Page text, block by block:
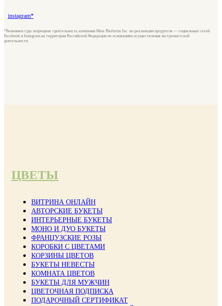
instagram*
*Решением суда запрещена «деятельность компании Meta Platforms Inc. по реализации продуктов — социальных сетей
Facebook и Instagram на территории Российской Федерации по основаниям осуществления экстремистской
деятельности.
ЦВЕТЫ
ВИТРИНА ОНЛАЙН
АВТОРСКИЕ БУКЕТЫ
ИНТЕРЬЕРНЫЕ БУКЕТЫ
МОНО И ДУО БУКЕТЫ
ФРАНЦУЗСКИЕ РОЗЫ
КОРОБКИ С ЦВЕТАМИ
КОРЗИНЫ ЦВЕТОВ
БУКЕТЫ НЕВЕСТЫ
КОМНАТА ЦВЕТОВ
БУКЕТЫ ДЛЯ МУЖЧИН
ЦВЕТОЧНАЯ ПОДПИСКА
ПОДАРОЧНЫЙ СЕРТИФИКАТ